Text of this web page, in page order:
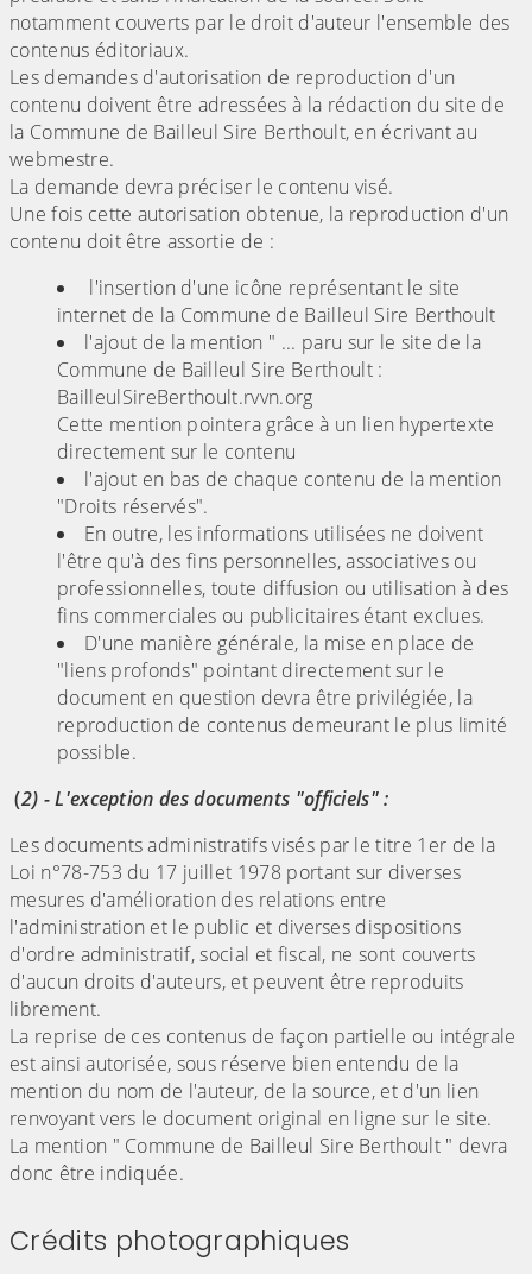
notamment couverts par le droit d'auteur l'ensemble des
contenus éditoriaux.
Les demandes d'autorisation de reproduction d'un
contenu doivent être adressées à la rédaction du site de
la Commune de Bailleul Sire Berthoult, en écrivant au
webmestre.
La demande devra préciser le contenu visé.
Une fois cette autorisation obtenue, la reproduction d'un
contenu doit être assortie de :
l'insertion d'une icône représentant le site
internet de la Commune de Bailleul Sire Berthoult
l'ajout de la mention " ... paru sur le site de la
Commune de Bailleul Sire Berthoult :
BailleulSireBerthoult.rvvn.org
Cette mention pointera grâce à un lien hypertexte
directement sur le contenu
l'ajout en bas de chaque contenu de la mention
"Droits réservés".
En outre, les informations utilisées ne doivent
l'être qu'à des fins personnelles, associatives ou
professionnelles, toute diffusion ou utilisation à des
fins commerciales ou publicitaires étant exclues.
D'une manière générale, la mise en place de
"liens profonds" pointant directement sur le
document en question devra être privilégiée, la
reproduction de contenus demeurant le plus limité
possible.
(2) - L'exception des documents "officiels" :
Les documents administratifs visés par le titre 1er de la
Loi n°78-753 du 17 juillet 1978 portant sur diverses
mesures d'amélioration des relations entre
l'administration et le public et diverses dispositions
d'ordre administratif, social et fiscal, ne sont couverts
d'aucun droits d'auteurs, et peuvent être reproduits
librement.
La reprise de ces contenus de façon partielle ou intégrale
est ainsi autorisée, sous réserve bien entendu de la
mention du nom de l'auteur, de la source, et d'un lien
renvoyant vers le document original en ligne sur le site.
La mention " Commune de Bailleul Sire Berthoult " devra
donc être indiquée.
Crédits photographiques